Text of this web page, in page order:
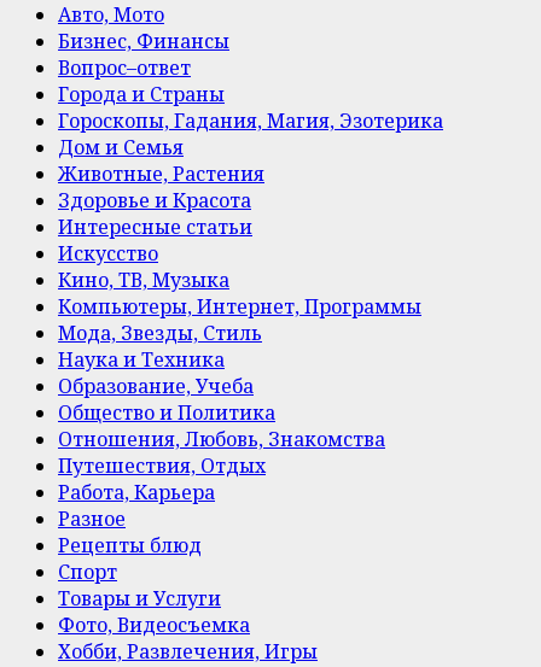
Авто, Мото
Бизнес, Финансы
Вопрос–ответ
Города и Страны
Гороскопы, Гадания, Магия, Эзотерика
Дом и Семья
Животные, Растения
Здоровье и Красота
Интересные статьи
Искусство
Кино, ТВ, Музыка
Компьютеры, Интернет, Программы
Мода, Звезды, Стиль
Наука и Техника
Образование, Учеба
Общество и Политика
Отношения, Любовь, Знакомства
Путешествия, Отдых
Работа, Карьера
Разное
Рецепты блюд
Спорт
Товары и Услуги
Фото, Видеосъемка
Хобби, Развлечения, Игры